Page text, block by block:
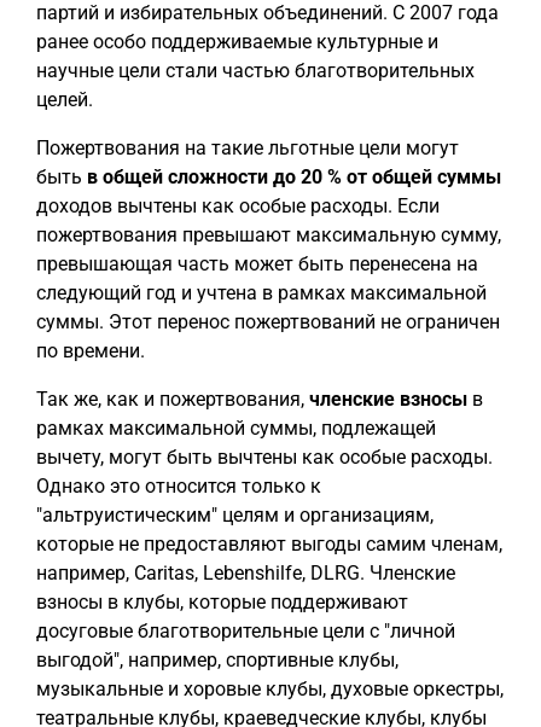
партий и избирательных объединений. С 2007 года
ранее особо поддерживаемые культурные и
научные цели стали частью благотворительных
целей.
Пожертвования на такие льготные цели могут
быть в общей сложности до 20 % от общей суммы
доходов вычтены как особые расходы. Если
пожертвования превышают максимальную сумму,
превышающая часть может быть перенесена на
следующий год и учтена в рамках максимальной
суммы. Этот перенос пожертвований не ограничен
по времени.
Так же, как и пожертвования, членские взносы в
рамках максимальной суммы, подлежащей
вычету, могут быть вычтены как особые расходы.
Однако это относится только к
"альтруистическим" целям и организациям,
которые не предоставляют выгоды самим членам,
например, Caritas, Lebenshilfe, DLRG. Членские
взносы в клубы, которые поддерживают
досуговые благотворительные цели с "личной
выгодой", например, спортивные клубы,
музыкальные и хоровые клубы, духовые оркестры,
театральные клубы, краеведческие клубы, клубы